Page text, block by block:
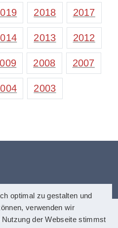
2018 2017
2013 2012
2008 2007
2003
marketing
optimal zu gestalten und
verwenden wir
der Webseite stimmst